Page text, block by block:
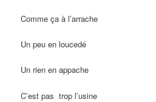
Comme ça à l’arrache
Un peu en loucedé
Un rien en appache
C’est pas trop l’usine